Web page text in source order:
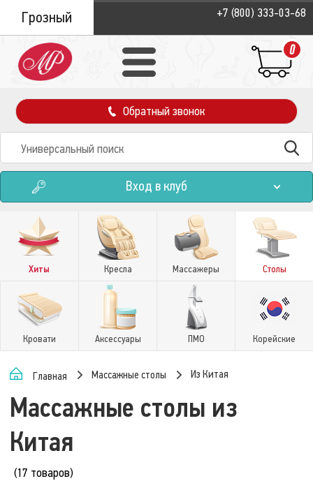
Грозный +7 (800) 333-03-68
0
Обратный звонок
Вход в клуб
Хиты Кресла Массажеры Столы
Кровати Аксессуары ПМО Корейские
Главная Массажные столы Из Китая
Массажные столы из
Китая
(17 товаров)